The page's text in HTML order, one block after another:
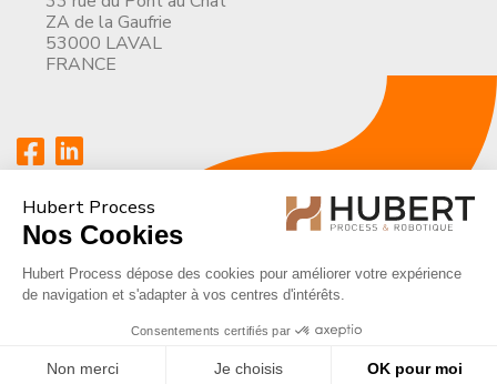
ZA de la Gaufrie
53000 LAVAL
FRANCE
Mentions légales Politique de confidentialité
Hubert Process
Nos Cookies
Hubert Process dépose des cookies pour améliorer votre expérience
de navigation et s'adapter à vos centres d'intérêts.
Consentements certifiés par
Non merci Je choisis OK pour moi